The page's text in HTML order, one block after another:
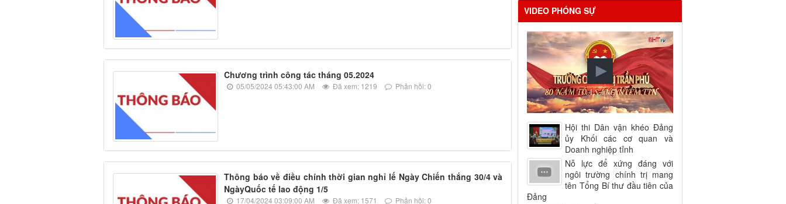
Chương trình công tác tháng 05.2024
05/05/2024 05:43:00 AM Đã xem: 1219 Phản hồi: 0
Thông báo về điều chính thời gian nghỉ lế Ngày Chiến thắng 30/4 và
NgàyQuốc tế lao động 1/5
17/04/2024 03:09:00 AM Đã xem: 1571 Phản hồi: 0
VIDEO PHÓNG SỰ
Hội thi Dân vận khéo Đảng
ủy Khối các cơ quan và
Doanh nghiệp tỉnh
Nỗ lực để xứng đáng với
ngôi trường chính trị mang
tên Tổng Bí thư đầu tiên của
Đảng